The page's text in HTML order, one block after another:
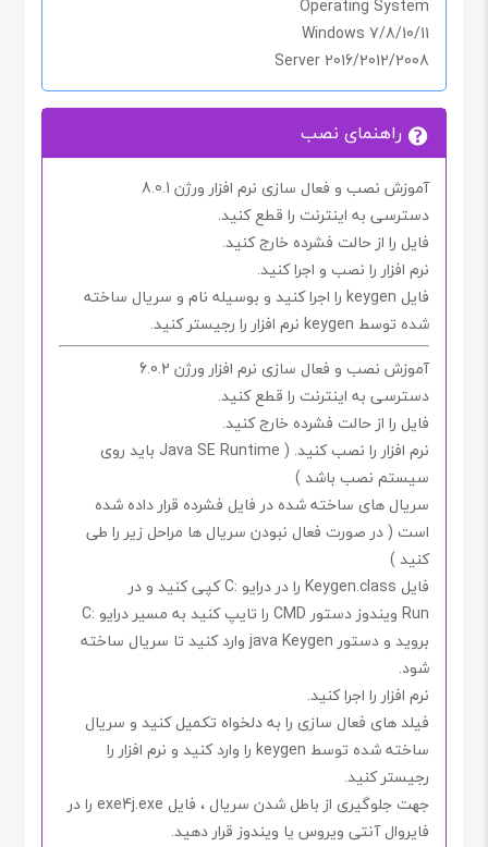
Operating System
Windows 7/8/10/11
Server 2016/2012/2008
راهنمای نصب
آموزش نصب و فعال سازی نرم افزار ورژن 8.0.1
دسترسی به اینترنت را قطع کنید.
فایل را از حالت فشرده خارج کنید.
نرم افزار را نصب و اجرا کنید.
فایل keygen را اجرا کنید و بوسیله نام و سریال ساخته
شده توسط keygen نرم افزار را رجیستر کنید.
آموزش نصب و فعال سازی نرم افزار ورژن 6.0.2
دسترسی به اینترنت را قطع کنید.
فایل را از حالت فشرده خارج کنید.
نرم افزار را نصب کنید. ( Java SE Runtime باید روی
سیستم نصب باشد )
سریال های ساخته شده در فایل فشرده قرار داده شده
است ( در صورت فعال نبودن سریال ها مراحل زیر را طی
کنید )
فایل
را در درایو :C کپی کنید و در
Run ویندوز دستورCMD را تایپ کنید به مسیر درایو :C
بروید و دستورjava Keygenوارد کنید تا سریال ساخته
شود.
نرم افزار را اجرا کنید.
فیلد های فعال سازی را به دلخواه تکمیل کنید و سریال
ساخته شده توسط keygen را وارد کنید و نرم افزار را
رجیستر کنید.
جهت جلوگیری از باطل شدن سریال ، فایل exe4j.exe را در
فایروال آنتی ویروس یا ویندوزقرار دهید.